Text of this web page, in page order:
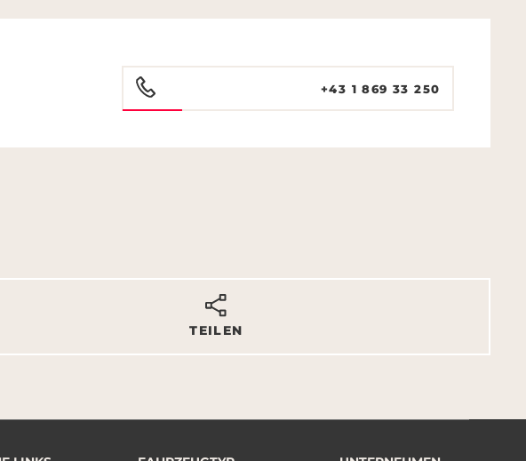
+43 1 869 33 250
TEILEN